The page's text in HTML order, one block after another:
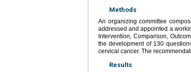
Methods
An organizing committee
addressed and appointed a
Intervention, Comparison,
the development of 130
cervical cancer. The
Results